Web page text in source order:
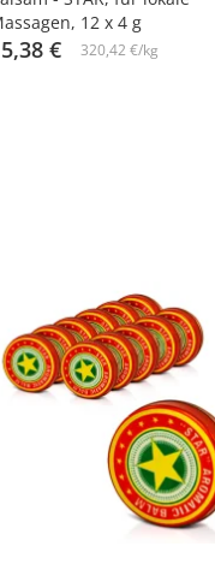
12 х 4 g
€ 320,42 €/kg